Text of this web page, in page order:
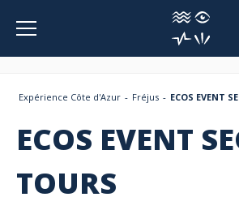
Panneau de gestion des cookies
Expérience Côte d'Azur Fréjus ECOS EVENT
ECOS EVENT
TOURS